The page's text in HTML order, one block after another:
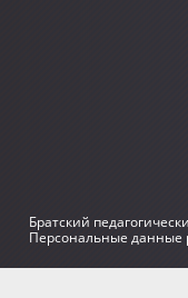
Братский
Персональные данные